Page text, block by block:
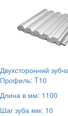
Двухсторонний
Профиль: T10
Длина в мм: 1100
Шаг зуба мм: 10